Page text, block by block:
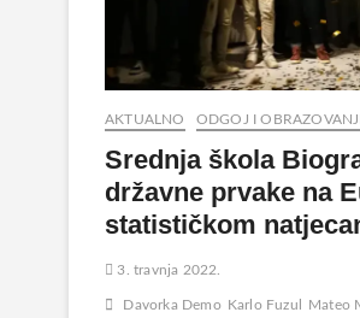
AKTUALNO ODGOJ I
Srednja škola
državne prvake na
statističkom
3. travnja 2022.
Davorka Demo Karlo Fuzul Mateo